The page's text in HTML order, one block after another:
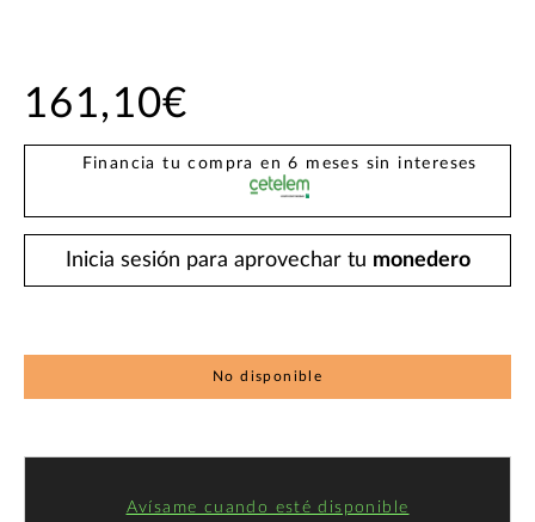
161,10€
Financia tu compra en 6 meses sin intereses
Inicia sesión para aprovechar tu monedero
No disponible
Avísame cuando esté disponible